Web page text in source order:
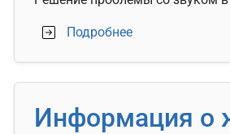
Подробнеео Решение
Информация о